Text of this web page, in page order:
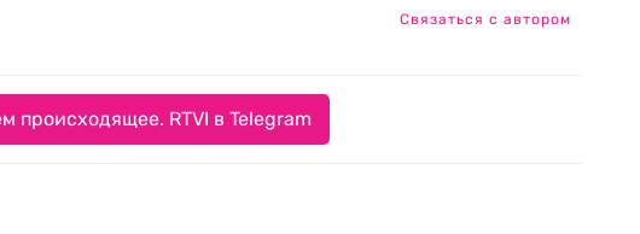
Связаться с автором
происходящее. RTVI в Telegram